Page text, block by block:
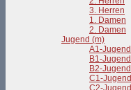
3. Herren
1. Damen
2. Damen
Jugend (m)
A1-Jugend
B1-Jugend
B2-Jugend
C1-Jugend
C2-Jugend